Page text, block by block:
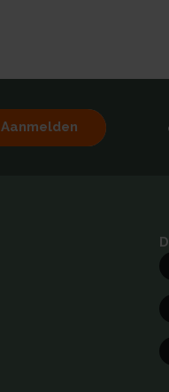
Aanmelden